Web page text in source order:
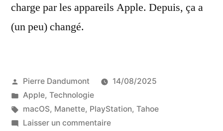
charge par les appareils Apple. Depuis, ça a
(un peu) changé.
Publié
par
Pierre Dandumont
14/08/2025
Publié
dans
Apple, Technologie
Étiquettes :
macOS, Manette, PlayStation, Tahoe
Laisser un commentairesur